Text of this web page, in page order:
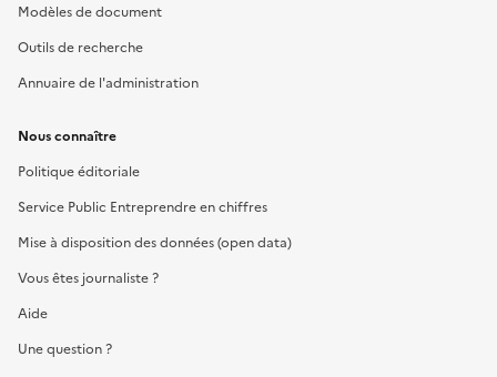
Modèles de document
Outils de recherche
Annuaire de l'administration
Nous connaître
Politique éditoriale
Service Public Entreprendre en chiffres
Mise à disposition des données (open data)
Vous êtes journaliste ?
Aide
Une question ?